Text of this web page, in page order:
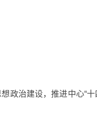
治建设，推进中心“十